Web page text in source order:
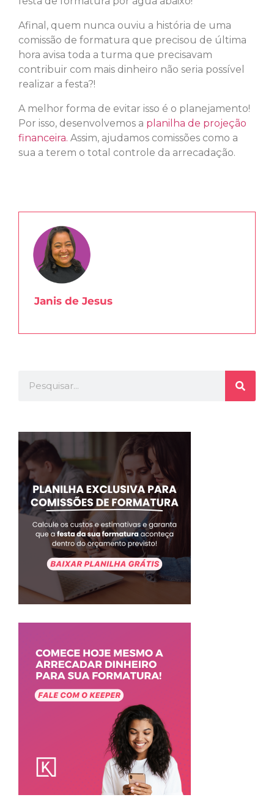
Afinal, quem nunca ouviu a história de uma
comissão de formatura que precisou de última
hora avisa toda a turma que precisavam
contribuir com mais dinheiro não seria possível
realizar a festa?!
A melhor forma de evitar isso é o planejamento!
Por isso, desenvolvemos a planilha de projeção
financeira. Assim, ajudamos comissões como a
sua a terem o total controle da arrecadação.
Janis de Jesus